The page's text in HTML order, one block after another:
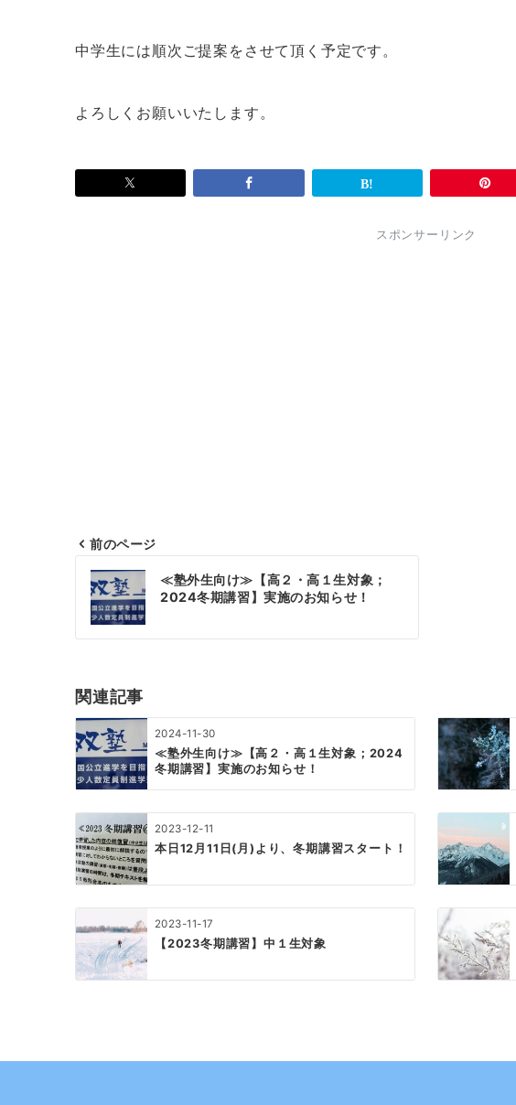
中学生には順次ご提案をさせて頂く予定です。
よろしくお願いいたします。
スポンサーリンク
投
稿
ナ
ゲ
ー
シ
ョ
ン
前のページ
≪塾外生向け≫【高２・高１生対象；
2024冬期講習】実施のお知らせ！
関連記事
2024-11-30
≪塾外生向け≫【高２・高１生対象；2024
冬期講習】実施のお知らせ！
2023-12-11
本日12月11日(月)より、冬期講習スタート！
2023-11-17
【2023冬期講習】中１生対象